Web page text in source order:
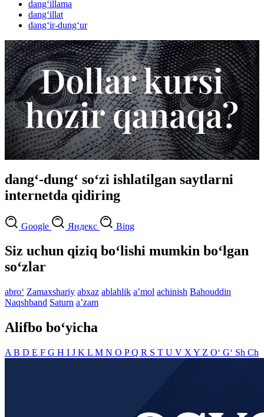
dang‘illama
dang‘illat
dang‘ir-dung‘ur
dang‘-dung‘ so‘zi ishlatilgan saytlarni
internetda qidiring
Google Яндекс Bing
Siz uchun qiziq bo‘lishi mumkin bo‘lgan
so‘zlar
abro‘ Zamaxshariy abxaz ablahlik aʼmol achinish Bahouddin
Naqshband Saturn aʼzam
Alifbo bo‘yicha
A B D E F G H I J K L M N O PQ R S T U V X Y Z O‘ G‘ Sh Ch